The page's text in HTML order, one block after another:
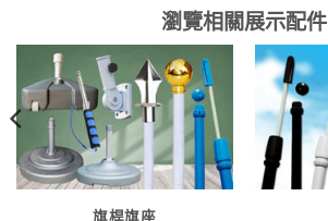
瀏覽相關展示配件
旗桿旗座